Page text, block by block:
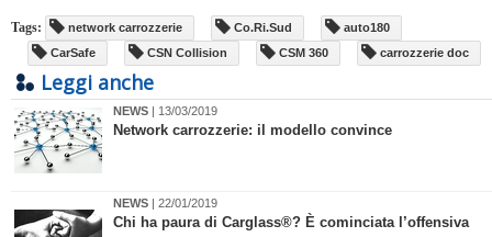
Tags: network carrozzerie Co.Ri.Sud
auto180
CarSafe
CSN Collision CSM 360 carrozzerie doc
Leggi anche
NEWS | 13/03/2019
​Network carrozzerie: il modello convince
NEWS | 22/01/2019
Chi ha paura di Carglass®? È cominciata l’offensiva